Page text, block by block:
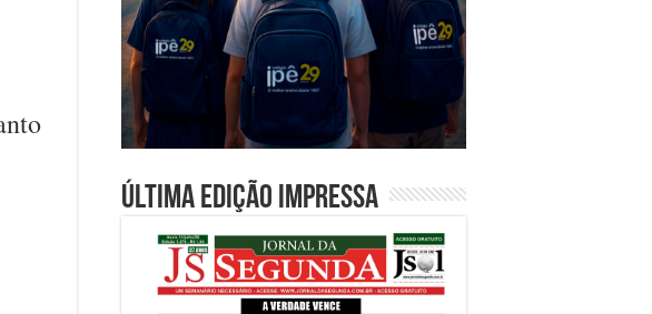
Última edição impressa